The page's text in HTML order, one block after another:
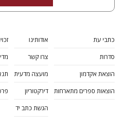
כתבי עת
סדרות
הוצאת אקדמון
הוצאות ספרים מתארחות
אודותינו
צרו קשר
מועצה מדעית
דירקטוריון
הגשת כתב יד